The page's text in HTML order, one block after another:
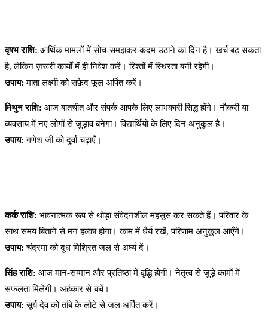
वृषभ राशि: आर्थिक मामलों में सोच-समझकर कदम उठाने का दिन है। खर्च बढ़ सकता
है, लेकिन ज़रूरी कार्यों में ही निवेश करें। रिश्तों में स्थिरता बनी रहेगी।
उपाय: माता लक्ष्मी को सफ़ेद फूल अर्पित करें।
मिथुन राशि: आज बातचीत और संपर्क आपके लिए लाभकारी सिद्ध होंगे। नौकरी या
व्यवसाय में नए लोगों से जुड़ाव बनेगा। विद्यार्थियों के लिए दिन अनुकूल है।
उपाय: गणेश जी को दूर्वा चढ़ाएँ।
कर्क राशि: भावनात्मक रूप से थोड़ा संवेदनशील महसूस कर सकते हैं। परिवार के
साथ समय बिताने से मन हल्का होगा। काम में धैर्य रखें, परिणाम अनुकूल आएँगे।
उपाय:चंद्रमा को दूध मिश्रित जल से अर्घ्य दें।
सिंह राशि: आज मान-सम्मान और प्रतिष्ठा में वृद्धि होगी। नेतृत्व से जुड़े कामों में
सफलता मिलेगी। अहंकार से बचें।
उपाय: सूर्य देव को तांबे के लोटे से जल अर्पित करें।